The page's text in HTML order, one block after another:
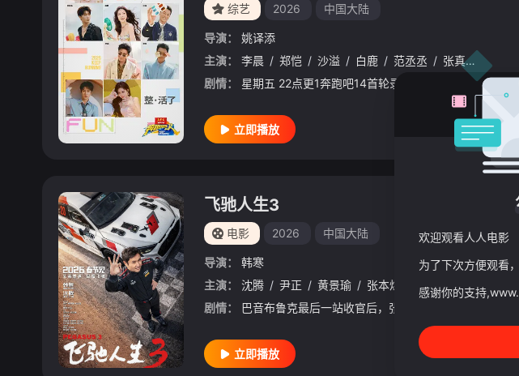
综艺 2026 中国大陆
导演：
姚译添
主演：
李晨 / 郑恺 / 沙溢 / 白鹿 / 范丞丞 / 张真源 / 孟
剧情：
星期五 22点更1奔跑吧14首轮录制将于3月25-29日开启
立即播放
飞驰人生3
电影 2026 中国大陆
导演：
韩寒
主演：
沈腾 / 尹正 / 黄景瑜 / 张本煜 魏翔 / 沙溢 /
剧情：
立即播放
欢迎观看人人电影
为了下次方便观看
感谢你的支持